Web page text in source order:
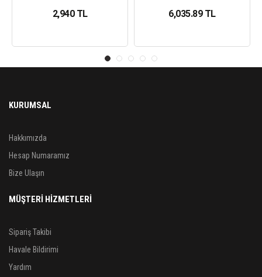
2,940 TL
6,035.89 TL
KURUMSAL
Hakkımızda
Hesap Numaramız
Bize Ulaşın
MÜŞTERİ HİZMETLERİ
Sipariş Takibi
Havale Bildirimi
Yardım